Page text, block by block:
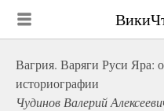
Вагрия. Варяги Руси Яра:
историографии
Чудинов Валерий